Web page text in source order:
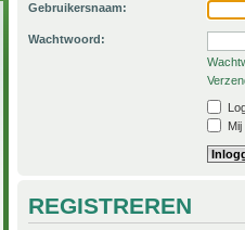
Gebruikersnaam:
Wachtwoord:
REGISTREREN